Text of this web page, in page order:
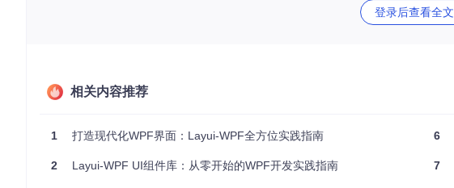
git clone
登录后查看全文
相关内容推荐
1 打造现代化WPF界面：Layui-WPF全方位实践指南
2 Layui-WPF UI组件库：从零开始的WPF开发实践指南
6
7